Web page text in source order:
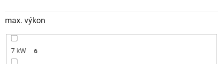
max. výkon
7 kW 6